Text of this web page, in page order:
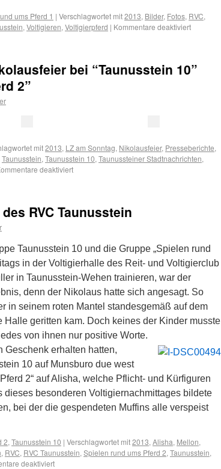
ums Pferd 1 | Verschlagwortet mit2013, Bilder, Fotos, RVC,
, Voltigieren, Voltigierpferd | Kommentare deaktiviert
bei “Taunusstein 10”
2”
mit2013, LZ am Sonntag, Nikolausfeier, Presseberichte,
Taunusstein, Taunusstein 10, Taunussteiner Stadtnachrichten,
deaktiviert
RVC Taunusstein
Taunusstein 10 und die Gruppe „Spielen rund
in der Voltigierhalle des Reit- und Voltigierclub
in Taunusstein-Wehen trainieren, war der
denn der Nikolaus hatte sich angesagt. So
in seinem roten Mantel standesgemäß auf dem
geritten kam. Doch keines der Kinder musste
von ihnen nur positive Worte.
Geschenk erhalten hatten,
10 auf Munsburo due west
2“ auf Alisha, welche Pflicht- und Kürfiguren
besonderen Voltigiernachmittages bildete
bei der die gespendeten Muffins alle verspeist
2, Taunusstein 10 | Verschlagwortet mit2013, Alisha, Mellon,
, RVC, RVC Taunusstein, Spielen rund ums Pferd 2, Taunusstein,
deaktiviert